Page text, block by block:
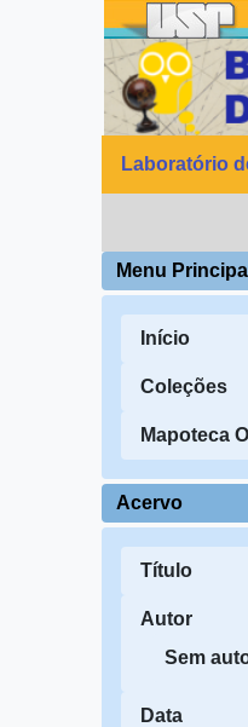
Laboratório
Menu Principal
Início
Coleções
Mapoteca
Acervo
Título
Autor
Sem
Data